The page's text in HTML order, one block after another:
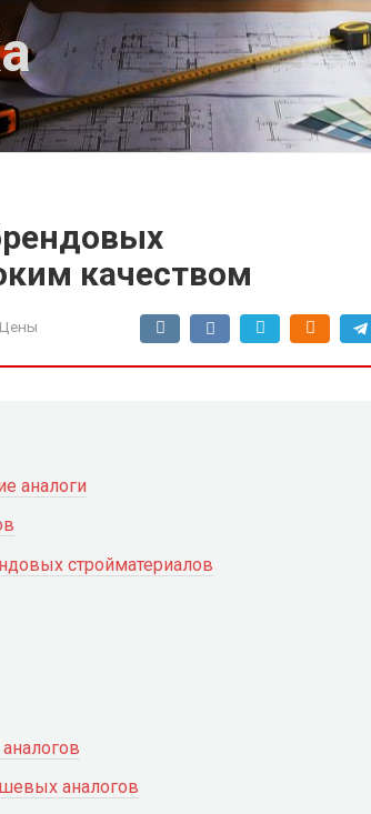
качеством
аналоги
стройматериалов
аналогов